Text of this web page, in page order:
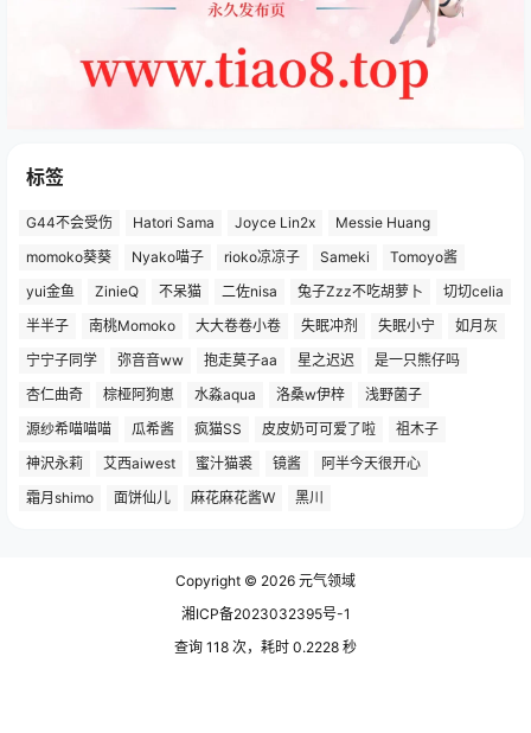
标签
G44不会受伤 Hatori Sama Joyce Lin2x
Messie Huang
momoko葵葵
Nyako喵子 rioko凉凉子 Sameki
Tomoyo酱
yui金鱼
ZinieQ 不呆猫 二佐nisa 兔子Zzz不吃胡萝卜
切切celia
半半子
南桃Momoko 大大卷卷小卷 失眠冲剂 失眠小宁
如月灰
宁宁子同学
弥音音ww 抱走莫子aa 星之迟迟
是一只熊仔吗
杏仁曲奇
棕桠阿狗崽 水淼aqua 洛桑w伊梓
浅野菌子
源纱希喵喵喵
瓜希酱 疯猫SS 皮皮奶可可爱了啦
祖木子
神沢永莉
艾西aiwest 蜜汁猫裘 镜酱
阿半今天很开心
霜月shimo
面饼仙儿 麻花麻花酱W 黑川
Copyright © 2026 元气领域
湘ICP备2023032395号-1
查询 118 次，耗时 0.2228 秒